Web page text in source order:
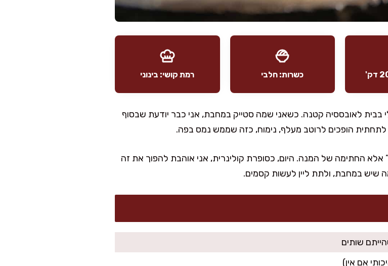
כשרות: חלבי רמת קושי: בינוני
בבית לאובססיה קטנה. כשאני שמה סטייק במחבת, אני כבר יודעת שבסוף
הופכים לרוטב מעלף, נימוח, כזה שממש נמס בפה.
אלא החתימה של המנה. היום, כסופרת קולינרית, אני אוהבת להפוך את זה
במחבת, ולתת ליין לעשות קסמים.